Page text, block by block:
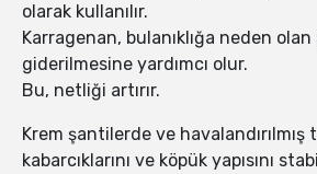
olarak kullanılır.
Karragenan, bulanıklığa neden
giderilmesine yardımcı olur.
Bu, netliği artırır.
Krem şantilerde ve havalandırılmış
kabarcıklarını ve köpük yapısını